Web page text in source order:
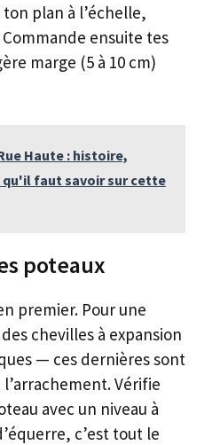
plan à l’échelle,
ensuite tes
marge (5 à 10 cm)
Haute : histoire,
faut savoir sur cette
poteaux
premier. Pour une
chevilles à expansion
— ces dernières sont
Vérifie
avec un niveau à
c’est tout le